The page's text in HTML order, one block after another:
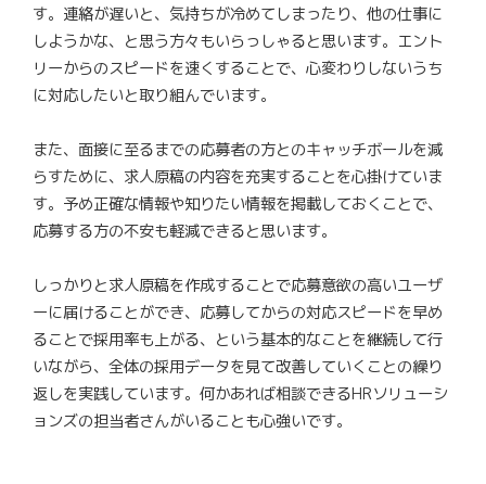
す。連絡が遅いと、気持ちが冷めてしまったり、他の仕事に
しようかな、と思う方々もいらっしゃると思います。エント
リーからのスピードを速くすることで、心変わりしないうち
に対応したいと取り組んでいます。
また、面接に至るまでの応募者の方とのキャッチボールを減
らすために、求人原稿の内容を充実することを心掛けていま
す。予め正確な情報や知りたい情報を掲載しておくことで、
応募する方の不安も軽減できると思います。
しっかりと求人原稿を作成することで応募意欲の高いユーザ
ーに届けることができ、応募してからの対応スピードを早め
ることで採用率も上がる、という基本的なことを継続して行
いながら、全体の採用データを見て改善していくことの繰り
返しを実践しています。何かあれば相談できるHRソリューシ
ョンズの担当者さんがいることも心強いです。